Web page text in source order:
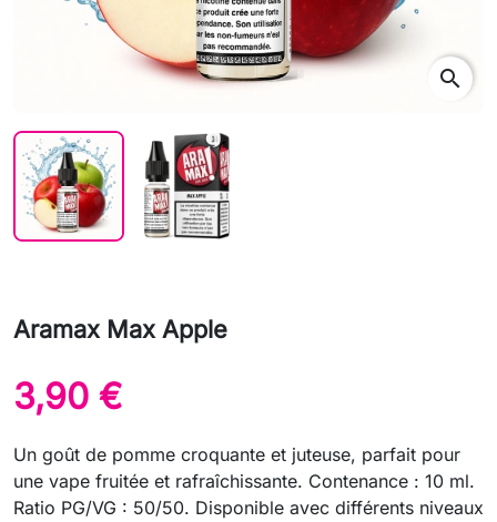
search
Aramax Max Apple
3,90 €
Un goût de pomme croquante et juteuse, parfait pour
une vape fruitée et rafraîchissante. Contenance : 10 ml.
Ratio PG/VG : 50/50. Disponible avec différents niveaux